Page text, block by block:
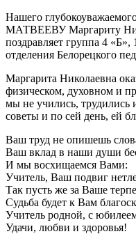
Нашего
МАТВЕЕВУ Маргариту
поздравляет группа 4
отделения Белорецкого
Маргарита Николаевна
физическом, духовном и
мы не учились, трудились
советы и по сей день, ей
Ваш труд не опишешь
Ваш вклад в наши души
И мы восхищаемся Вами:
Учитель, Ваш подвиг
Так пусть же за Ваше
Судьба будет к Вам
Учитель родной, с
Удачи, любви и здоровья!